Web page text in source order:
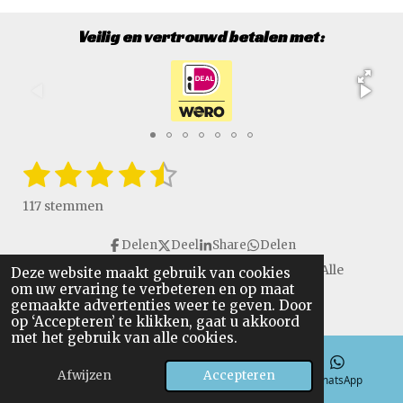
Deze website maakt gebruik van cookies
om uw ervaring te verbeteren en op maat
gemaakte advertenties weer te geven. Door
op ‘Accepteren’ te klikken, gaat u akkoord
met het gebruik van alle cookies.
Afwijzen Accepteren
Veilig en vertrouwd betalen met:
R
a
t
n
g
:
4
.
1
s
e
r
2
s
e
r
r
e
n
3
s
e
r
r
e
n
4
t
e
r
r
e
5
t
e
r
r
e
S
e
117 stemmen
Delen Deel Share Delen
Copyright © 2016 - 2026 VanGulikSpecialTools. Alle
rechten voorbehouden.
E-mailadres Telefoonnummer WhatsApp